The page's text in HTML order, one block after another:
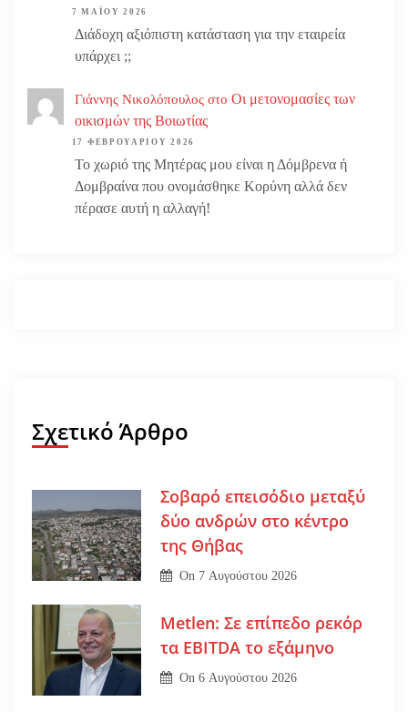
7 ΜΑΪ́ΟΥ 2026
Διάδοχη αξιόπιστη κατάσταση για την εταιρεία
υπάρχει ;;
Γιάννης Νικολόπουλος στο Οι μετονομασίες των
οικισμών της Βοιωτίας
17 ΦΕΒΡΟΥΑΡΊΟΥ 2026
Το χωριό της Μητέρας μου είναι η Δόμβρενα ή
Δομβραίνα που ονομάσθηκε Κορύνη αλλά δεν
πέρασε αυτή η αλλαγή!
Σχετικό Άρθρο
Σοβαρό επεισόδιο μεταξύ
δύο ανδρών στο κέντρο
της Θήβας
On 7 Αυγούστου 2026
Metlen: Σε επίπεδο ρεκόρ
τα EBITDA το εξάμηνο
On6 Αυγούστου 2026